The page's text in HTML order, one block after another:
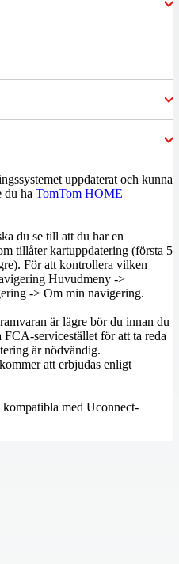
Finland
Gibraltar
Lithuania
Macedonia 77%
Monaco
Netherlands
Norway
Poland
Qatar
San Marino
Slovenia
South Arabia
Sweden
Ukraine 65%
the Vatican City
Spanish
UK English
Italian
Portuguese
UK English
uppdaterat och kunna
du ha TomTom HOME
du se till att du har en
tillåter kartuppdatering (första 5
För att kontrollera vilken
Huvudmeny ->
-> Om min navigering.
är lägre bör du innan du
servicestället för att ta reda
är nödvändig.
att erbjudas enligt
kompatibla med Uconnect-